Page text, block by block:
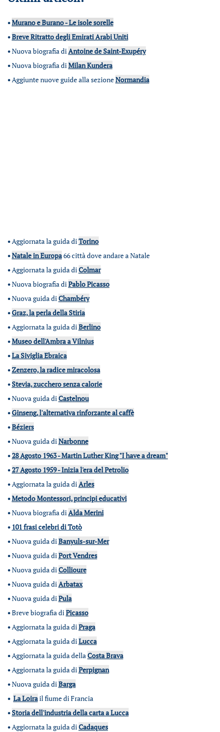
•Murano e Burano - Le isole sorelle
•Breve Ritratto degli Emirati Arabi Uniti
•Nuova biografia diAntoine de Saint-Exupéry
•Nuova biografia diMilan Kundera
•Aggiunte nuove guide alla sezioneNormandia
•Aggiornata la guida diTorino
•Natale in Europa66 città dove andare a Natale
•Aggiornata la guida diColmar
•Nuova biografia diPablo Picasso
•Nuova guida diChambéry
•Graz, la perla della Stiria
•Aggiornata la guida diBerlino
•Museo dell'Ambra a Vilnius
•La Siviglia Ebraica
•Zenzero, la radice miracolosa
•Stevia, zucchero senza calorie
•Nuova guida diCastelnou
•Ginseng, l'alternativa rinforzante al caffè
•Béziers
•Nuova guida diNarbonne
•28 Agosto 1963 - Martin Luther King "I have a dream"
•27 Agosto 1959 - Inizia l'era del Petrolio
•Aggiornata la guida diArles
•Metodo Montessori, principi educativi
•Nuova biografia diAlda Merini
• 101 frasi celebri di Totò
•Nuova guida diBanyuls-sur-Mer
•Nuova guida diPort Vendres
•Nuova guida diCollioure
•Nuova guida diArbatax
•Nuova guida diPula
•Breve biografia diPicasso
•Aggiornata la guida diPraga
•Aggiornata la guida diLucca
•Aggiornata la guida dellaCosta Brava
•Aggiornata la guida diPerpignan
•Nuova guida diBarga
• La Loirail fiume di Francia
•Storia dell'industria della carta a Lucca
•Aggiornata la guida diCadaques